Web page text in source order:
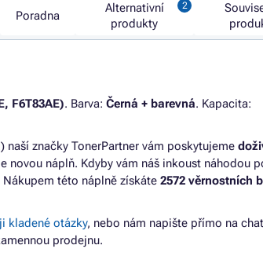
Poradna
Alternativní
produkty
F6T83AE). Barva: Černá + barevná. Kapacita:
naší značky TonerPartner vám poskytujeme
novou náplň. Kdyby vám náš inkoust náhodou
této náplně získáte 2572 věrnostních
kladené otázky, nebo nám napište přímo na
prodejnu.